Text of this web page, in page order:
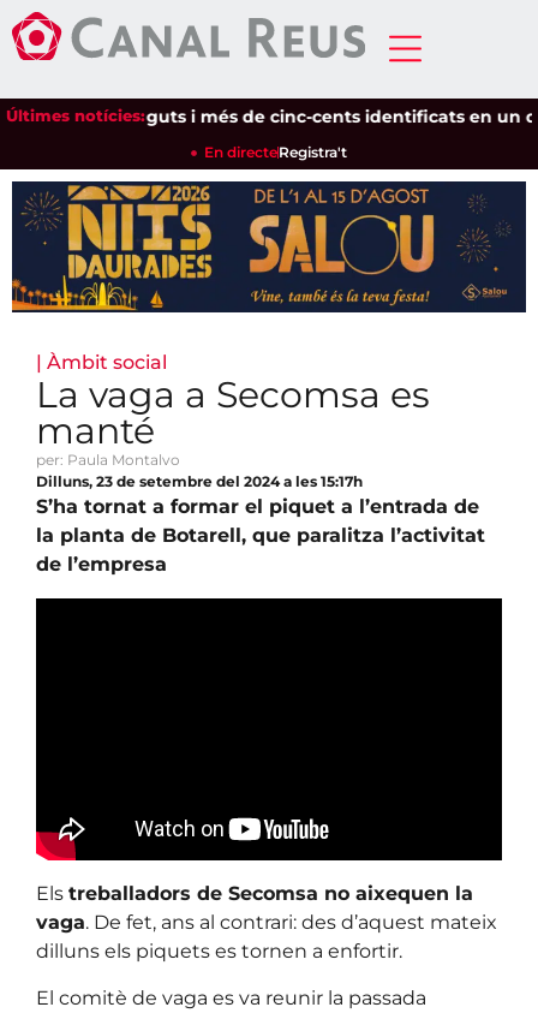
Últimes notícies:
detinguts i més de cinc-cents identificats en un
En directeRegistra't
| Àmbit social
La vaga a Secomsa es
manté
per: Paula Montalvo
Dilluns, 23 de setembre del 2024 a les 15:17h
S’ha tornat a formar el piquet a l’entrada de
la planta de Botarell, que paralitza l’activitat
de l’empresa
Els treballadors de Secomsa no aixequen la
vaga. De fet, ans al contrari: des d’aquest mateix
dilluns els piquets es tornen a enfortir.
El comitè de vaga es va reunir la passada